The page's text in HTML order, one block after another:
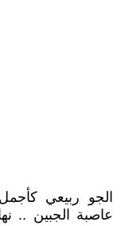
الجو ربيعي
عاصبة الجبين ..